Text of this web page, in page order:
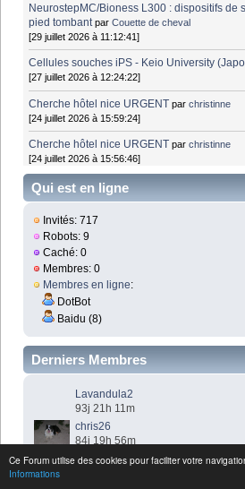
Ce Forum utilise des cookies pour faciliter votre
Informations
NeurostepMC/Bioness L300 : dispositifs de
pied tombant parCouette de cheval
[29 juillet 2026 à 11:12:41]
Cellules souches iPS - Keio University
[27 juillet 2026 à 12:24:22]
Cherche hôtel nice URGENT parchristinne
[24 juillet 2026 à 15:59:24]
Cherche hôtel nice URGENT parchristinne
[24 juillet 2026 à 15:56:46]
Qui est en ligne
Invités: 717
Robots: 9
Caché: 0
Membres: 0
Membres en ligne:
DotBot
Baidu (8)
Derniers Membres
Lavandula2
93j 21h 11m
chris26
84j 19h 56m
Arnaud